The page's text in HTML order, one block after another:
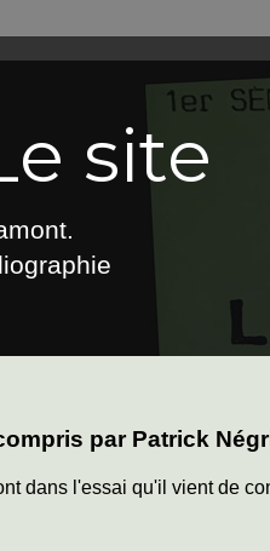
site
par Patrick
dans l'essai qu'il vient de